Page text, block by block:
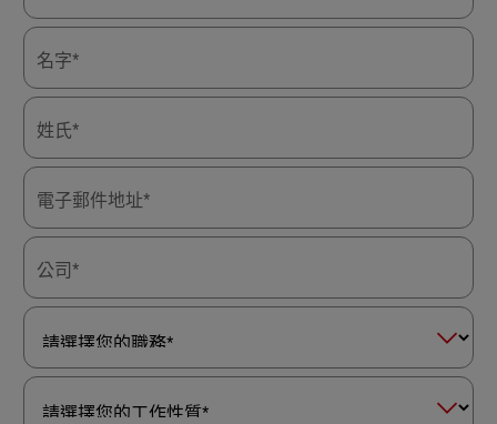
謂
名字*
姓氏*
電子郵件地址*
公司*
選